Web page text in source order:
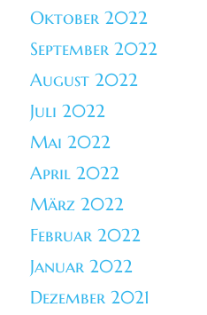
Oktober 2022
September 2022
August 2022
Juli 2022
Mai 2022
April 2022
März 2022
Februar 2022
Januar 2022
Dezember 2021